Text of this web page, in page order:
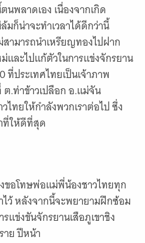
นพลาดเอง เนื่องจากเกิด
ก็น่าจะทำเวลาได้ดีกว่านี้
ามารถนำเหรียญทองไปฝาก
ละไปแก้ตัวในการแข่งจักรยาน
ที่ประเทศไทยเป็นเจ้าภาพ
.ท่าข้าวเปลือก อ.แม่จัน
ไทยให้กำลังพวกเราต่อไป ซึ่ง
ที่ให้ดีที่สุด
ขอโทษพ่อแม่พี่น้องชาวไทยทุก
ไว้ หลังจากนี้จะพยายามฝึกซ้อม
แข่งขันจักรยานเสือภูเขาชิง
าย ปีหน้า